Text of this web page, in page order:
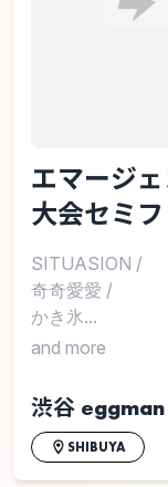
エマージ
大会セミ
SITUASION /
奇奇愛愛 /
かき氷...
and more
渋谷 eggman
SHIBUYA